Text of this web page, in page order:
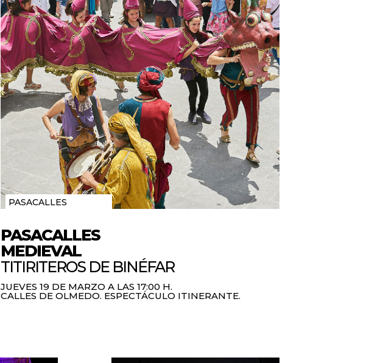
PASACALLES
PASACALLES
MEDIEVAL
TITIRITEROS DE BINÉFAR
JUEVES 19 DE MARZO A LAS 17:00 H.
CALLES DE OLMEDO. ESPECTÁCULO ITINERANTE.